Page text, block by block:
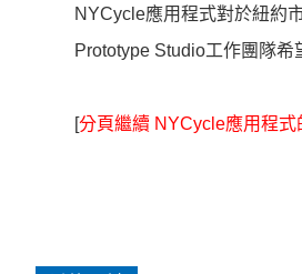
NYCycle應用程式對於紐約
Prototype Studio工作團隊
[分頁繼續 NYCycle應用程式